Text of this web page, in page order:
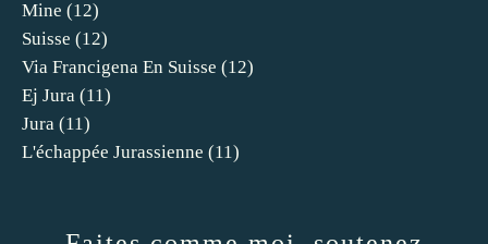
Mine (12)
Suisse (12)
Via Francigena En Suisse (12)
Ej Jura (11)
Jura (11)
L'échappée Jurassienne (11)